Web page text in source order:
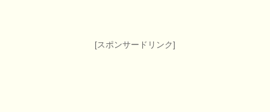
[スポンサードリンク]